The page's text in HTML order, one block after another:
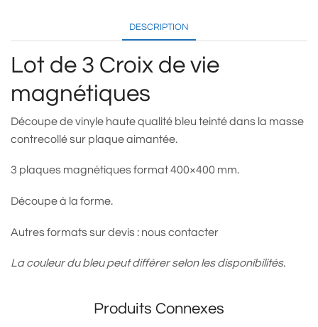
DESCRIPTION
Lot de 3 Croix de vie
magnétiques
Découpe de vinyle haute qualité bleu teinté dans la masse
contrecollé sur plaque aimantée.
3 plaques magnétiques format 400×400 mm.
Découpe à la forme.
Autres formats sur devis : nous contacter
La couleur du bleu peut différer selon les disponibilités.
Produits Connexes